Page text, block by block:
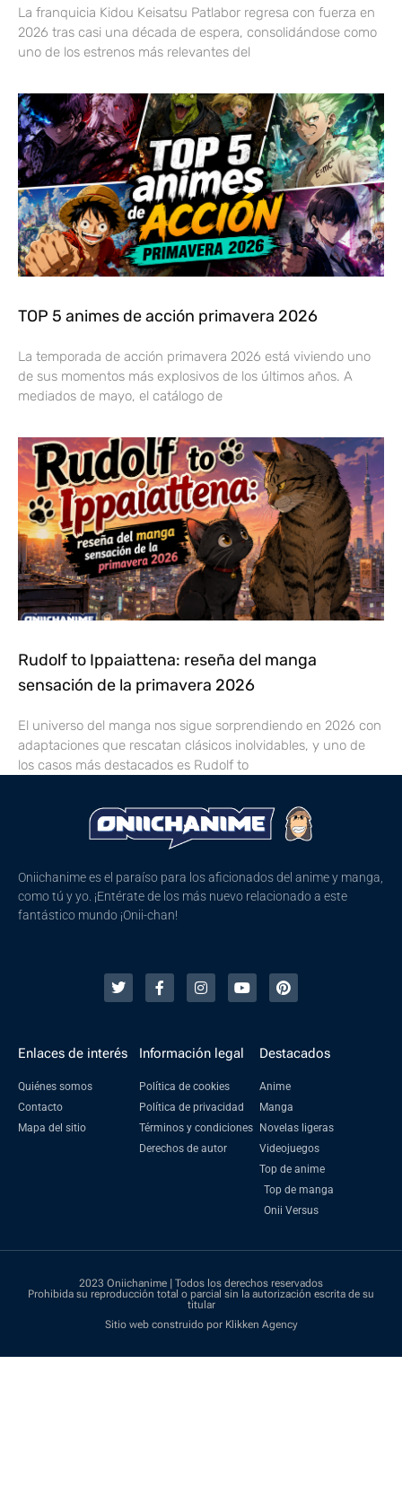
La franquicia Kidou Keisatsu Patlabor regresa con fuerza en
2026 tras casi una década de espera, consolidándose como
uno de los estrenos más relevantes del
TOP 5 animes de acción primavera 2026
La temporada de acción primavera 2026 está viviendo uno
de sus momentos más explosivos de los últimos años. A
mediados de mayo, el catálogo de
Rudolf to Ippaiattena: reseña del manga
sensación de la primavera 2026
El universo del manga nos sigue sorprendiendo en 2026 con
adaptaciones que rescatan clásicos inolvidables, y uno de
los casos más destacados es Rudolf to
Oniichanime es el paraíso para los aficionados del anime y manga,
como tú y yo. ¡Entérate de los más nuevo relacionado a este
fantástico mundo ¡Onii-chan!
Enlaces de interés
Quiénes somos
Contacto
Mapa del sitio
Información legal
Política de cookies
Política de privacidad
Términos y condiciones
Derechos de autor
Destacados
Anime
Manga
Novelas ligeras
Videojuegos
Top de anime
Top de manga
Onii Versus
2023 Oniichanime | Todos los derechos reservados
Prohibida su reproducción total o parcial sin la autorización escrita de su
titular
Sitio web construido por Klikken Agency